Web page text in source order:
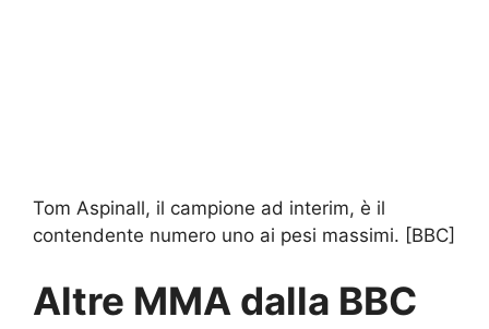
Tom Aspinall, il campione ad interim, è il
contendente numero uno ai pesi massimi. [BBC]
Altre MMA dalla BBC